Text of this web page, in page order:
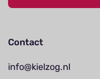
Contact
info@kielzog.nl